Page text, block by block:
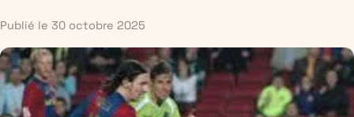
Publié le 30 octobre 2025